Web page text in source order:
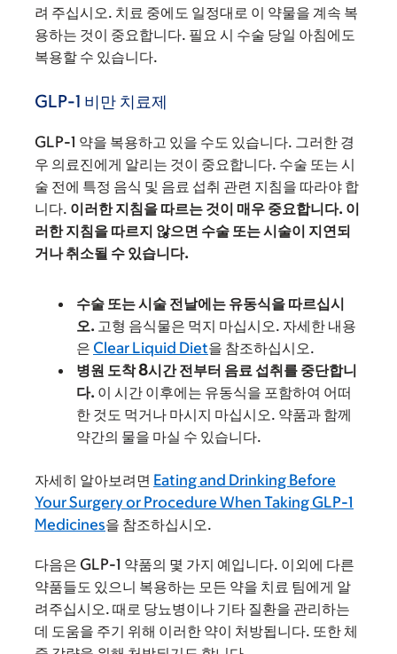
려 주십시오. 치료 중에도 일정대로 이 약물을 계속 복
용하는 것이 중요합니다. 필요 시 수술 당일 아침에도
복용할 수 있습니다.
GLP-1 비만 치료제
GLP-1 약을 복용하고 있을 수도 있습니다. 그러한 경
우 의료진에게 알리는 것이 중요합니다. 수술 또는 시
술 전에 특정 음식 및 음료 섭취 관련 지침을 따라야 합
니다. 이러한 지침을 따르는 것이 매우 중요합니다. 이
러한 지침을 따르지 않으면 수술 또는 시술이 지연되
거나 취소될 수 있습니다.
수술 또는 시술 전날에는 유동식을 따르십시
오. 고형 음식물은 먹지 마십시오. 자세한 내용
은 Clear Liquid Diet을 참조하십시오.
병원 도착 8시간 전부터 음료 섭취를 중단합니
다. 이 시간 이후에는 유동식을 포함하여 어떠
한 것도 먹거나 마시지 마십시오. 약품과 함께
약간의 물을 마실 수 있습니다.
자세히 알아보려면 Eating and Drinking Before
Your Surgery or Procedure When Taking GLP-1
Medicines을 참조하십시오.
다음은 GLP-1 약품의 몇 가지 예입니다. 이외에 다른
약품들도 있으니 복용하는 모든 약을 치료 팀에게 알
려주십시오. 때로 당뇨병이나 기타 질환을 관리하는
데 도움을 주기 위해 이러한 약이 처방됩니다. 또한 체